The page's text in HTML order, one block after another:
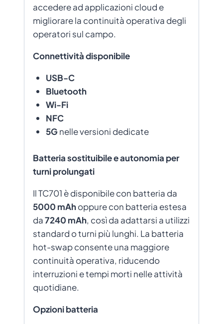
accedere ad applicazioni cloud e
migliorare la continuità operativa degli
operatori sul campo.
Connettività disponibile
USB-C
Bluetooth
Wi-Fi
NFC
5Gnelle versioni dedicate
Batteria sostituibile e autonomia per
turni prolungati
Il TC701 è disponibile con batteria da
5000 mAhoppure con batteria estesa
da7240 mAh, così da adattarsi a utilizzi
standard o turni più lunghi. La batteria
hot-swap consente una maggiore
continuità operativa, riducendo
interruzioni e tempi morti nelle attività
quotidiane.
Opzioni batteria